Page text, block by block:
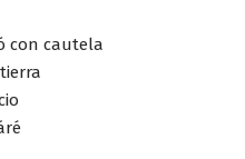
con cautela